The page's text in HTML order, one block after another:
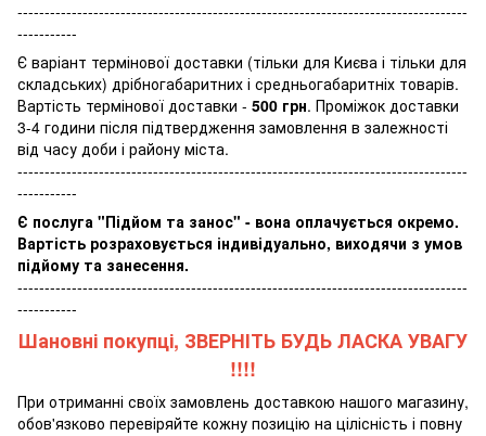
-----------------------------------------------------------------------------------
-----------
Є варіант термінової доставки (тільки для Києва і тільки для
складських) дрібногабаритних і средньогабаритніх товарів.
Вартість термінової доставки - 500 грн. Проміжок доставки
3-4 години після підтвердження замовлення в залежності
від часу доби і району міста.
-----------------------------------------------------------------------------------
-----------
Є послуга "Підйом та занос" - вона оплачується окремо.
Вартість розраховується індивідуально, виходячи з умов
підйому та занесення.
-----------------------------------------------------------------------------------
-----------
Шановні покупці, ЗВЕРНІТЬ БУДЬ ЛАСКА УВАГУ
!!!!
При отриманні своїх замовлень доставкою нашого магазину,
обов'язково перевіряйте кожну позицію на цілісність і повну